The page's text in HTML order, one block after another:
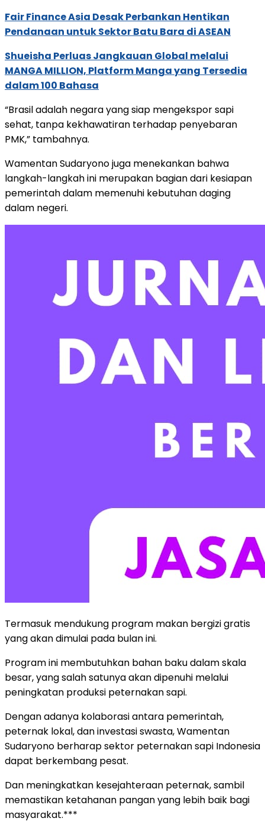
Fair Finance Asia Desak Perbankan Hentikan
Pendanaan untuk Sektor Batu Bara di ASEAN
Shueisha Perluas Jangkauan Global melalui
MANGA MILLION, Platform Manga yang Tersedia
dalam 100 Bahasa
“Brasil adalah negara yang siap mengekspor sapi
sehat, tanpa kekhawatiran terhadap penyebaran
PMK,” tambahnya.
Wamentan Sudaryono juga menekankan bahwa
langkah-langkah ini merupakan bagian dari kesiapan
pemerintah dalam memenuhi kebutuhan daging
dalam negeri.
Termasuk mendukung program makan bergizi gratis
yang akan dimulai pada bulan ini.
Program ini membutuhkan bahan baku dalam skala
besar, yang salah satunya akan dipenuhi melalui
peningkatan produksi peternakan sapi.
Dengan adanya kolaborasi antara pemerintah,
peternak lokal, dan investasi swasta, Wamentan
Sudaryono berharap sektor peternakan sapi Indonesia
dapat berkembang pesat.
Dan meningkatkan kesejahteraan peternak, sambil
memastikan ketahanan pangan yang lebih baik bagi
masyarakat.***